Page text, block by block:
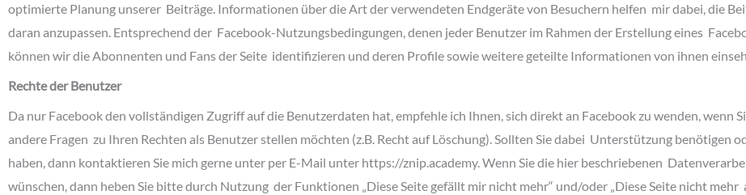
optimierte Planung unserer Beiträge. Informationen über die Art der verwendeten Endgeräte von Besuchern helfen mir dabei, die
daran anzupassen. Entsprechend der Facebook-Nutzungsbedingungen, denen jeder Benutzer im Rahmen der Erstellung eines
können wir die Abonnenten und Fans der Seite identifizieren und deren Profile sowie weitere geteilte Informationen von ihnen
Rechte der Benutzer
Da nur Facebook den vollständigen Zugriff auf die Benutzerdaten hat, empfehle ich Ihnen, sich direkt an Facebook zu wenden, wenn
andere Fragen zu Ihren Rechten als Benutzer stellen möchten (z.B. Recht auf Löschung). Sollten Sie dabei Unterstützung benötigen
haben, dann kontaktieren Sie mich gerne unter per E-Mail unter https://znip.academy. Wenn Sie die hier beschriebenen
wünschen, dann heben Sie bitte durch Nutzung der Funktionen „Diese Seite gefällt mir nicht mehr“ und/oder „Diese Seite nicht